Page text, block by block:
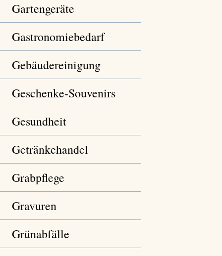
Gartengeräte
Gastronomiebedarf
Gebäudereinigung
Geschenke-Souvenirs
Gesundheit
Getränkehandel
Grabpflege
Gravuren
Grünabfälle